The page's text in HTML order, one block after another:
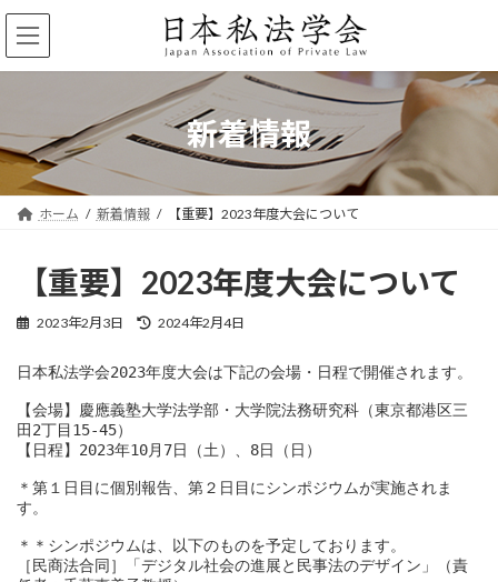
コ
テ
ン
ス
キ
ナ
ゲ
ー
ン
に
新着情報
ホーム 新着情報 【重要】2023年度大会について
【重要】2023年度大会について
2023年2月3日
最
更
新
日
時
:
2024年2月4日
日本私法学会2023年度大会は下記の会場・日程で開催されます。
【会場】慶應義塾大学法学部・大学院法務研究科（東京都港区三
田2丁目15-45）
【日程】2023年10月7日（土）、8日（日）
＊第１日目に個別報告、第２日目にシンポジウムが実施されま
す。
＊＊シンポジウムは、以下のものを予定しております。
［民商法合同］「デジタル社会の進展と民事法のデザイン」（責